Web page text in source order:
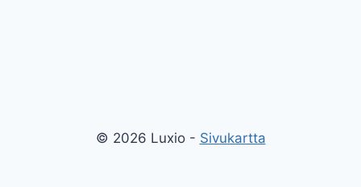
© 2026 Luxio - Sivukartta